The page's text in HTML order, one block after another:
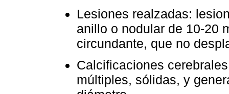
Lesiones realzadas:
anillo o nodular de 10-20
circundante, que no
Calcificaciones
múltiples, sólidas, y